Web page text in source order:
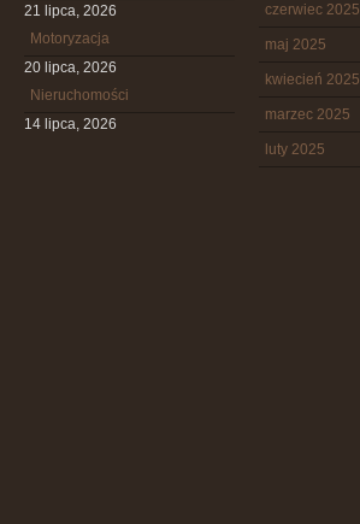
21 lipca, 2026
Motoryzacja
20 lipca, 2026
Nieruchomości
14 lipca, 2026
czerwiec 2025
maj 2025
kwiecień 2025
marzec 2025
luty 2025